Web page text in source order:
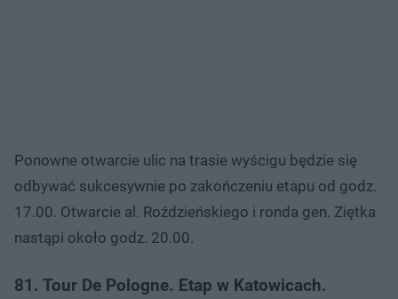
Ponowne otwarcie ulic na trasie wyścigu będzie się
odbywać sukcesywnie po zakończeniu etapu od godz.
17.00. Otwarcie al. Roździeńskiego i ronda gen. Ziętka
nastąpi około godz. 20.00.
81. Tour De Pologne. Etap w Katowicach.